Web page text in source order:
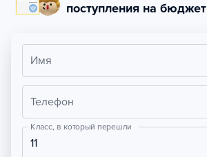
поступления на бюджет
Имя
Телефон
Класс, в который перешли
11